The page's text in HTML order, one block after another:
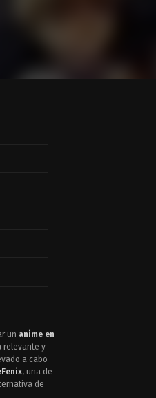
un anime en
relevante y
a cabo
, una de
de